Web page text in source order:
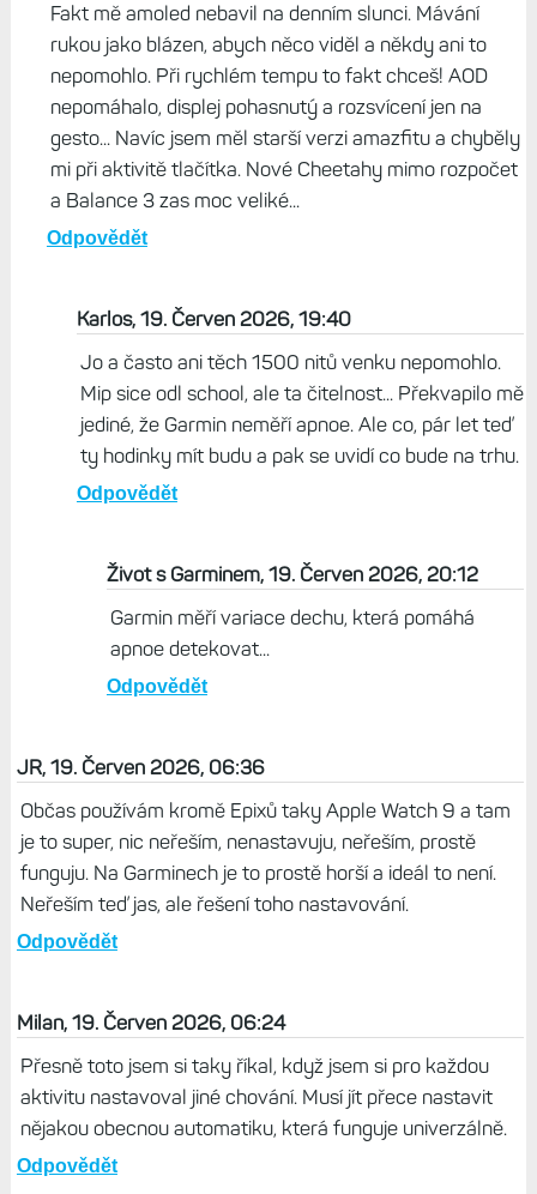
Fakt mě amoled nebavil na denním slunci. Mávání
rukou jako blázen, abych něco viděl a někdy ani to
nepomohlo. Při rychlém tempu to fakt chceš! AOD
nepomáhalo, displej pohasnutý a rozsvícení jen na
gesto... Navíc jsem měl starší verzi amazfitu a chyběly
mi při aktivitě tlačítka. Nové Cheetahy mimo rozpočet
a Balance 3 zas moc veliké...
Odpovědět
Karlos, 19. Červen 2026, 19:40
Jo a často ani těch 1500 nitů venku nepomohlo.
Mip sice odl school, ale ta čitelnost... Překvapilo mě
jediné, že Garmin neměří apnoe. Ale co, pár let teď
ty hodinky mít budu a pak se uvidí co bude na trhu.
Odpovědět
Život s Garminem, 19. Červen 2026, 20:12
Garmin měří variace dechu, která pomáhá
apnoe detekovat...
Odpovědět
JR, 19. Červen 2026, 06:36
Občas používám kromě Epixů taky Apple Watch 9 a tam
je to super, nic neřeším, nenastavuju, neřeším, prostě
funguju. Na Garminech je to prostě horší a ideál to není.
Neřeším teď jas, ale řešení toho nastavování.
Odpovědět
Milan, 19. Červen 2026, 06:24
Přesně toto jsem si taky říkal, když jsem si pro každou
aktivitu nastavoval jiné chování. Musí jít přece nastavit
nějakou obecnou automatiku, která funguje univerzálně.
Odpovědět